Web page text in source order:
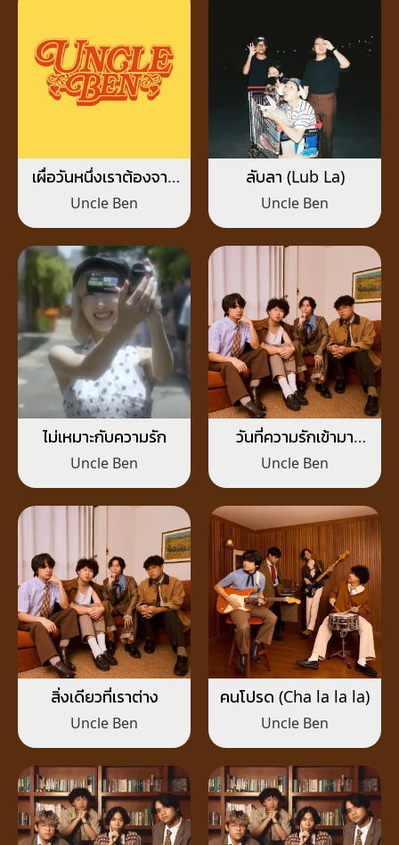
เผื่อวันหนึ่งเราต้องจาก
ลา
Uncle Ben
ลับลา (Lub La)
Uncle Ben
ไม่เหมาะกับความรัก
Uncle Ben
วันที่ความรักเข้ามา
ทักทาย (Hello, Love)
Uncle Ben
สิ่งเดียวที่เราต่าง
Uncle Ben
คนโปรด (Cha la la la)
Uncle Ben